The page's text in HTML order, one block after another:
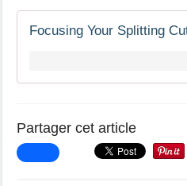
Focusing Your Splitting
Partager cet article